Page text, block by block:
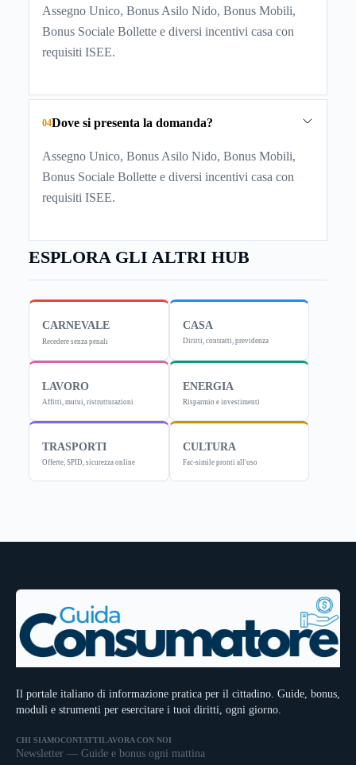
Assegno Unico, Bonus Asilo Nido, Bonus Mobili,
Bonus Sociale Bollette e diversi incentivi casa con
requisiti ISEE.
04Dove si presenta la domanda?
Assegno Unico, Bonus Asilo Nido, Bonus Mobili,
Bonus Sociale Bollette e diversi incentivi casa con
requisiti ISEE.
ESPLORA GLI ALTRI HUB
CARNEVALE
Recedere senza penali
CASA
Diritti, contratti, previdenza
LAVORO
Affitti, mutui, ristrutturazioni
ENERGIA
Risparmio e investimenti
TRASPORTI
Offerte, SPID, sicurezza online
CULTURA
Fac-simile pronti all'uso
Il portale italiano di informazione pratica per il cittadino. Guide, bonus,
moduli e strumenti per esercitare i tuoi diritti, ogni giorno.
CHI SIAMOCONTATTILAVORA CON NOI
Newsletter — Guide e bonus ogni mattina